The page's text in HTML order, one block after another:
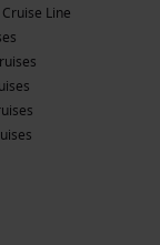
moskee en
schoonheid
kanaal
en is een
Line